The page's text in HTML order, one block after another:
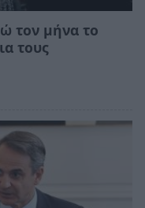
τον μήνα το
τους